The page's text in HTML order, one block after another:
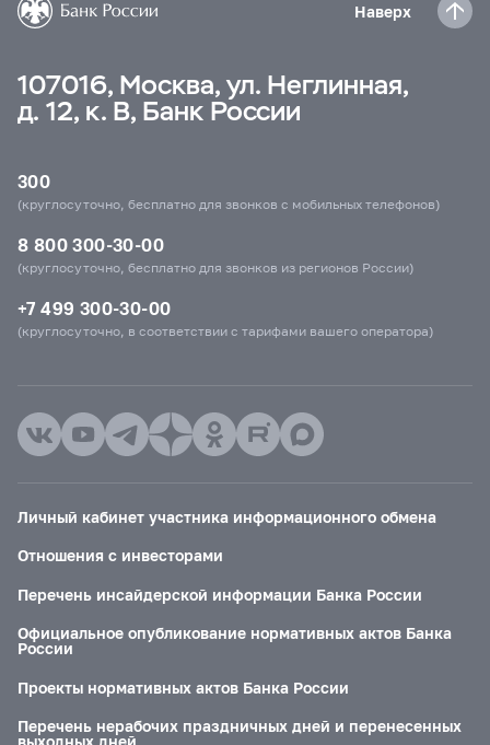
Наверх
107016, Москва, ул. Неглинная,
д. 12, к. В, Банк России
300
(круглосуточно, бесплатно для звонков с мобильных телефонов)
8 800 300-30-00
(круглосуточно, бесплатно для звонков из регионов России)
+7 499 300-30-00
(круглосуточно, в соответствии с тарифами вашего оператора)
Личный кабинет участника информационного обмена
Отношения с инвесторами
Перечень инсайдерской информации Банка России
Официальное опубликование нормативных актов Банка
России
Проекты нормативных актов Банка России
Перечень нерабочих праздничных дней и перенесенных
выходных дней